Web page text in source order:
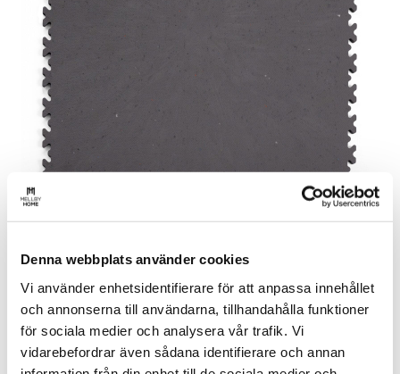
Denna webbplats använder cookies
Vi använder enhetsidentifierare för att anpassa innehållet
och annonserna till användarna, tillhandahålla funktioner
för sociala medier och analysera vår trafik. Vi
vidarebefordrar även sådana identifierare och annan
Garagegolv Industry Eco Classic
439kr inkl. moms
Lägg till i varukorg